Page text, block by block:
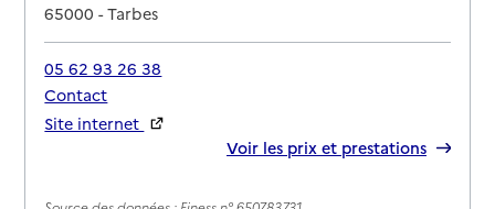
65000-Tarbes
05 62 93 26 38
Contact
Site internet
Voir les prix et prestations